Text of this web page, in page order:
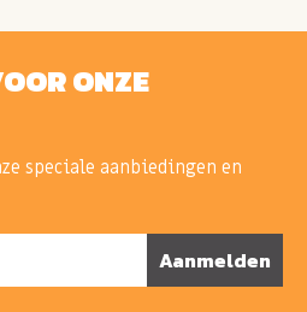
ONZE
speciale aanbiedingen en
Aanmelden